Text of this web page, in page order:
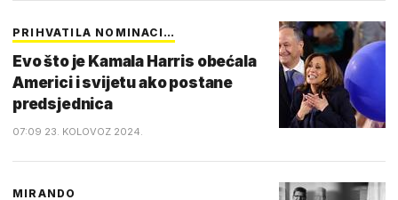
PRIHVATILA NOMINACI…
Evo što je Kamala Harris obećala
Americi i svijetu ako postane
predsjednica
07:09 23. KOLOVOZ 2024.
MIRANDO